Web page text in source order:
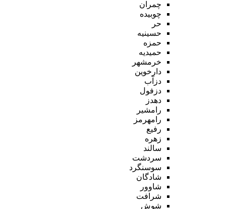
چمران
چوبیده
حر
حسینیه
حمزه
حمیدیه
خرمشهر
دارخوین
دزآب
دزفول
دهدز
رامشیر
رامهرمز
رفیع
زهره
سالند
سردشت
سوسنگرد
شادگان
شاوور
شرافت
شوش